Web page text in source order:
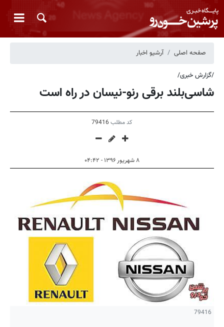
صفحه اصلی آرشیو اخبار
/گزارش خبری/
شاسی‌بلند برقی رنو-نیسان در راه است
کد مطلب 79416
۸ شهریور ۱۳۹۶ - ۰۴:۴۲
79416